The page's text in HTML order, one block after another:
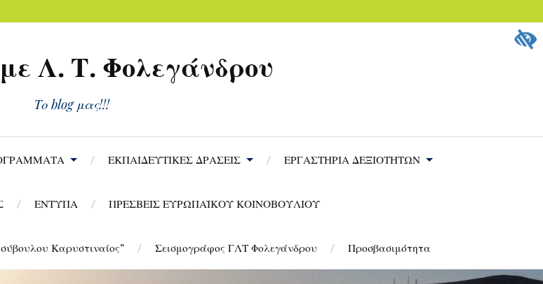
Λ. Τ. Φολεγάνδρου
Το blog μας!!!
ΕΚΠΑΙΔΕΥΤΙΚΕΣ ΔΡΑΣΕΙΣ ΕΡΓΑΣΤΗΡΙΑ ΔΕΞΙΟΤΗΤΩΝ
ΕΝΤΥΠΑ ΠΡΕΣΒΕΙΣ ΕΥΡΩΠΑΪΚΟΥ ΚΟΙΝΟΒΟΥΛΙΟΥ
Καρυστιναίος” Σεισμογράφος ΓΛΤ Φολεγάνδρου Προσβασιμότητα